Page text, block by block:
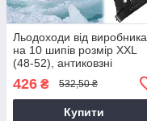
Льодоходи від виробника
на 10 шипів розмір XXL
(48-52), антиковзні
ледоступы на обувь
426 ₴ 532,50 ₴
Купити